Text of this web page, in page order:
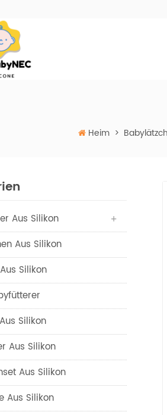
Heim >
Aus Silikon
Aus Silikon
Silikon
Silikon
Aus Silikon
Aus Silikon
Aus Silikon